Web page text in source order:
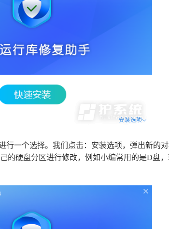
行一个选择。我们点击：安装选项，弹出新的对
的硬盘分区进行修改，例如小编常用的是D盘